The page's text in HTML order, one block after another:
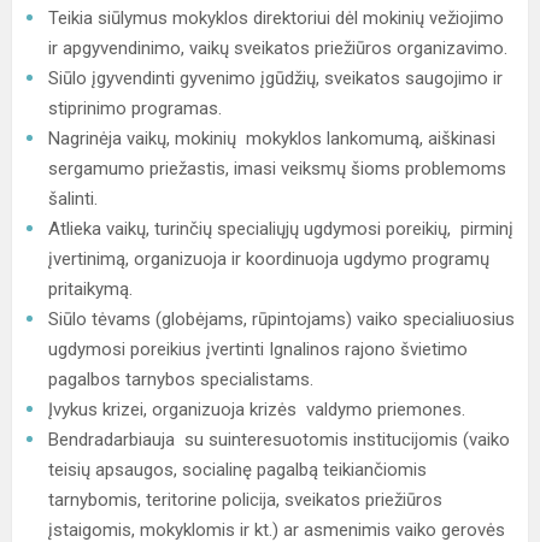
Teikia siūlymus mokyklos direktoriui dėl mokinių vežiojimo
ir apgyvendinimo, vaikų sveikatos priežiūros organizavimo.
Siūlo įgyvendinti gyvenimo įgūdžių, sveikatos saugojimo ir
stiprinimo programas.
Nagrinėja vaikų, mokinių mokyklos lankomumą, aiškinasi
sergamumo priežastis, imasi veiksmų šioms problemoms
šalinti.
Atlieka vaikų, turinčių specialiųjų ugdymosi poreikių, pirminį
įvertinimą, organizuoja ir koordinuoja ugdymo programų
pritaikymą.
Siūlo tėvams (globėjams, rūpintojams) vaiko specialiuosius
ugdymosi poreikius įvertinti Ignalinos rajono švietimo
pagalbos tarnybos specialistams.
Įvykus krizei, organizuoja krizės valdymo priemones.
Bendradarbiauja su suinteresuotomis institucijomis (vaiko
teisių apsaugos, socialinę pagalbą teikiančiomis
tarnybomis, teritorine policija, sveikatos priežiūros
įstaigomis, mokyklomis ir kt.) ar asmenimis vaiko gerovės